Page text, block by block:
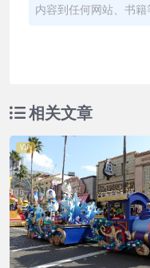
内容到任何网站、书
相关文章
VIP